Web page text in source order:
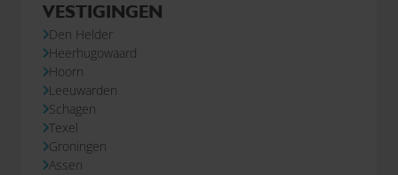
VESTIGINGEN
Den Helder
Heerhugowaard
Hoorn
Leeuwarden
Schagen
Texel
Groningen
Assen